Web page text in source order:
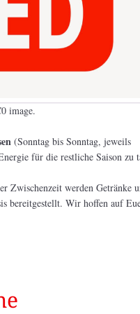
image.
(Sonntag bis Sonntag, jeweils
für die restliche Saison zu
Zwischenzeit werden Getränke
bereitgestellt. Wir hoffen auf